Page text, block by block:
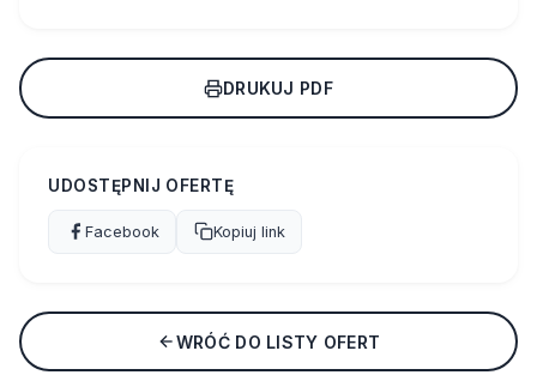
DRUKUJ PDF
UDOSTĘPNIJ OFERTĘ
Facebook Kopiuj link
WRÓĆ DO LISTY OFERT